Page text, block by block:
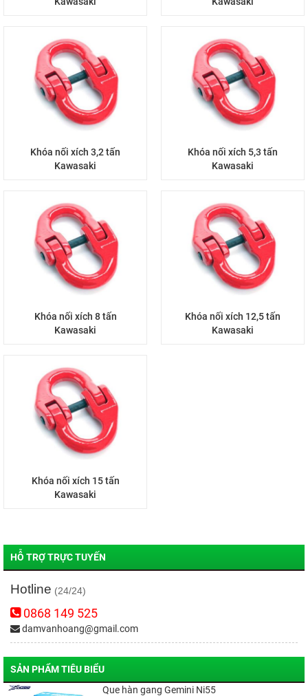
Khóa nối xích 3,2 tấn
Kawasaki
Khóa nối xích 5,3 tấn
Kawasaki
Khóa nối xích 8 tấn
Kawasaki
Khóa nối xích 12,5 tấn
Kawasaki
Khóa nối xích 15 tấn
Kawasaki
HỖ TRỢ TRỰC TUYẾN
Hotline (24/24)
0868 149 525
damvanhoang@gmail.com
SẢN PHẨM TIÊU BIỂU
Que hàn gang Gemini Ni55